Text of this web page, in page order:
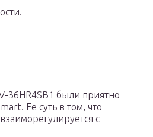
36HR4SB1 были приятно
Ее суть в том, что
с